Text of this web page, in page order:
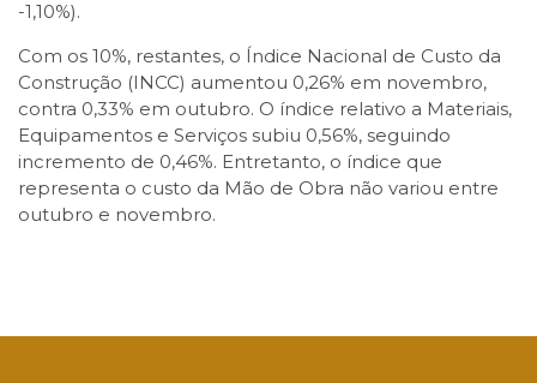
-1,10%).
Com os 10%, restantes, o Índice Nacional de Custo da
Construção (INCC) aumentou 0,26% em novembro,
contra 0,33% em outubro. O índice relativo a Materiais,
Equipamentos e Serviços subiu 0,56%, seguindo
incremento de 0,46%. Entretanto, o índice que
representa o custo da Mão de Obra não variou entre
outubro e novembro.